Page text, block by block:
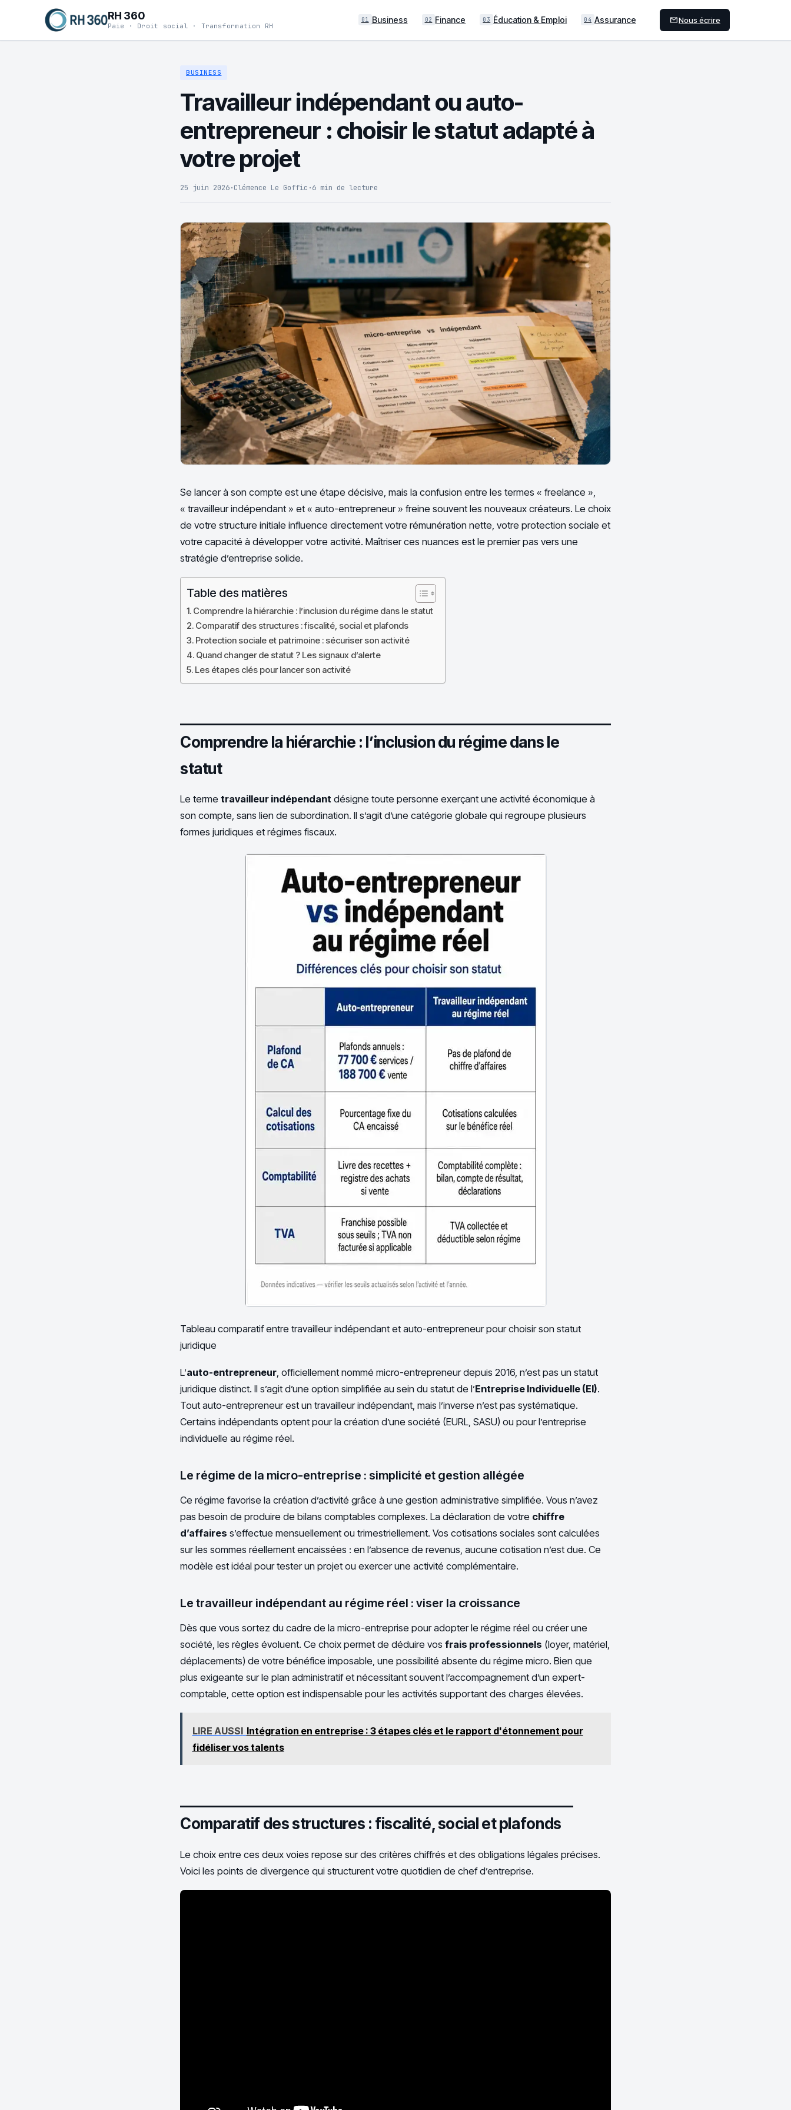
RH 360
Paie · Droit social · Transformation RH
01 Business 02 Finance 03 Éducation & Emploi 04 Assurance Nous écrire
BUSINESS
Travailleur indépendant ou auto-
entrepreneur : choisir le statut adapté à
votre projet
25 juin 2026·Clémence Le Goffic ·6 min de lecture
Se lancer à son compte est une étape décisive, mais la confusion entre les termes « freelance »,
« travailleur indépendant » et « auto-entrepreneur » freine souvent les nouveaux créateurs. Le choix
de votre structure initiale influence directement votre rémunération nette, votre protection sociale et
votre capacité à développer votre activité. Maîtriser ces nuances est le premier pas vers une
stratégie d’entreprise solide.
Table des matières
Comprendre la hiérarchie : l’inclusion du régime dans le statut
Comparatif des structures : fiscalité, social et plafonds
Protection sociale et patrimoine : sécuriser son activité
Quand changer de statut ? Les signaux d’alerte
Les étapes clés pour lancer son activité
Comprendre la hiérarchie : l’inclusion du régime dans le
statut
Le terme travailleur indépendant désigne toute personne exerçant une activité économique à
son compte, sans lien de subordination. Il s’agit d’une catégorie globale qui regroupe plusieurs
formes juridiques et régimes fiscaux.
Tableau comparatif entre travailleur indépendant et auto-entrepreneur pour choisir son statut
juridique
L’auto-entrepreneur, officiellement nommé micro-entrepreneur depuis 2016, n’est pas un statut
juridique distinct. Il s’agit d’une option simplifiée au sein du statut de l’Entreprise Individuelle (EI).
Tout auto-entrepreneur est un travailleur indépendant, mais l’inverse n’est pas systématique.
Certains indépendants optent pour la création d’une société (EURL, SASU) ou pour l’entreprise
individuelle au régime réel.
Le régime de la micro-entreprise : simplicité et gestion allégée
Ce régime favorise la création d’activité grâce à une gestion administrative simplifiée. Vous n’avez
pas besoin de produire de bilans comptables complexes. La déclaration de votre chiffre
d’affaires s’effectue mensuellement ou trimestriellement. Vos cotisations sociales sont calculées
sur les sommes réellement encaissées : en l’absence de revenus, aucune cotisation n’est due. Ce
modèle est idéal pour tester un projet ou exercer une activité complémentaire.
Le travailleur indépendant au régime réel : viser la croissance
Dès que vous sortez du cadre de la micro-entreprise pour adopter le régime réel ou créer une
société, les règles évoluent. Ce choix permet de déduire vos frais professionnels (loyer, matériel,
déplacements) de votre bénéfice imposable, une possibilité absente du régime micro. Bien que
plus exigeante sur le plan administratif et nécessitant souvent l’accompagnement d’un expert-
comptable, cette option est indispensable pour les activités supportant des charges élevées.
LIRE AUSSI Intégration en entreprise : 3 étapes clés et le rapport d'étonnement pour
fidéliser vos talents
Comparatif des structures : fiscalité, social et plafonds
Le choix entre ces deux voies repose sur des critères chiffrés et des obligations légales précises.
Voici les points de divergence qui structurent votre quotidien de chef d’entreprise.